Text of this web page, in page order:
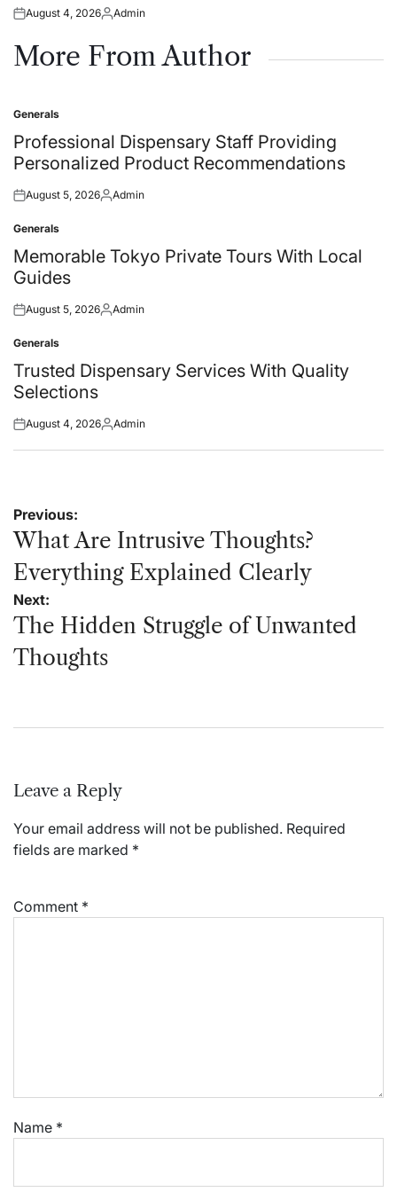
Posted
August 4, 2026Posted
Admin
More From Author
Posted
in
Generals
Professional Dispensary Staff Providing
Personalized Product Recommendations
Posted
August 5, 2026Posted
Admin
Posted
in
Generals
Memorable Tokyo Private Tours With Local
Guides
Posted
August 5, 2026Posted
Admin
Posted
in
Generals
Trusted Dispensary Services With Quality
Selections
Posted
August 4, 2026Posted
Admin
Post
navigation
Previous:
What Are Intrusive Thoughts?
Everything Explained Clearly
Next:
The Hidden Struggle of Unwanted
Thoughts
Leave a Reply
Your email address will not be published. Required
fields are marked *
Comment *
Name *